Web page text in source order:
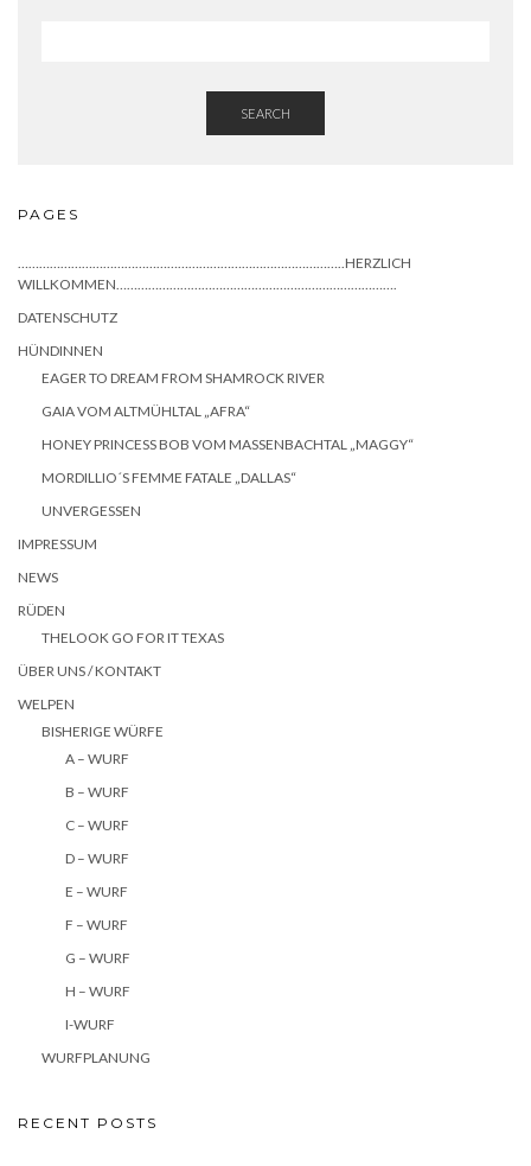
SEARCH
PAGES
………………………………………………………………………………..HERZLICH
WILLKOMMEN…………………………………………………………………….
DATENSCHUTZ
HÜNDINNEN
EAGER TO DREAM FROM SHAMROCK RIVER
GAIA VOM ALTMÜHLTAL „AFRA“
HONEY PRINCESS BOB VOM MASSENBACHTAL „MAGGY“
MORDILLIO´S FEMME FATALE „DALLAS“
UNVERGESSEN
IMPRESSUM
NEWS
RÜDEN
THELOOK GO FOR IT TEXAS
ÜBER UNS / KONTAKT
WELPEN
BISHERIGE WÜRFE
A – WURF
B – WURF
C – WURF
D – WURF
E – WURF
F – WURF
G – WURF
H – WURF
I-WURF
WURFPLANUNG
RECENT POSTS